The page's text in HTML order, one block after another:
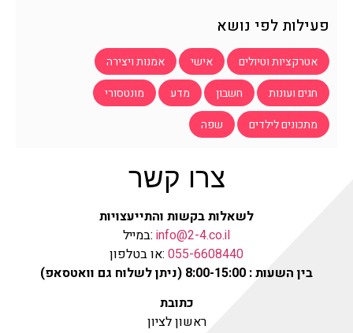
פעילות לפי נושא
אטרקציות וטיולים אישי
אמנות ויצירה
חגים ועונות
חשבון מדע
מונטסורי
מתכונים לילדים
שפה
צרו קשר
לשאלות בקשות והתייעצויות
info@2-4.co.il :במייל
055-6608440 :או בטלפון
בין השעות : 8:00-15:00 (ניתן לשלוח גם וואטסאפ)
כתובת
ראשון לציון